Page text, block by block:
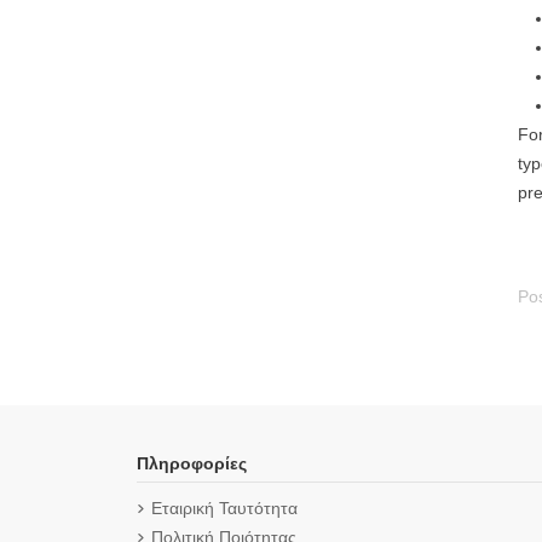
Πληροφορίες
Εταιρική Ταυτότητα
Πολιτική Ποιότητας